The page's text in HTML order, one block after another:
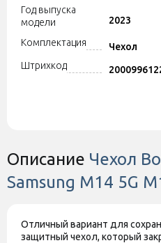
Год выпуска
модели
2023
Комплектация
Чехол
Штрихкод
Описание Чехол
Samsung M14 5G
Отличный вариант для
защитный чехол, который